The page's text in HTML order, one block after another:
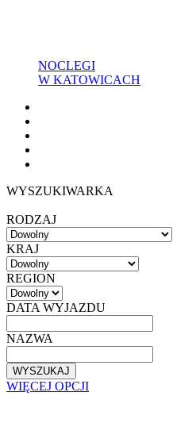
NOCLEGI
W KATOWICACH
WYSZUKIWARKA
RODZAJ
KRAJ
REGION
DATA WYJAZDU
NAZWA
WYSZUKAJ
WIĘCEJ OPCJI